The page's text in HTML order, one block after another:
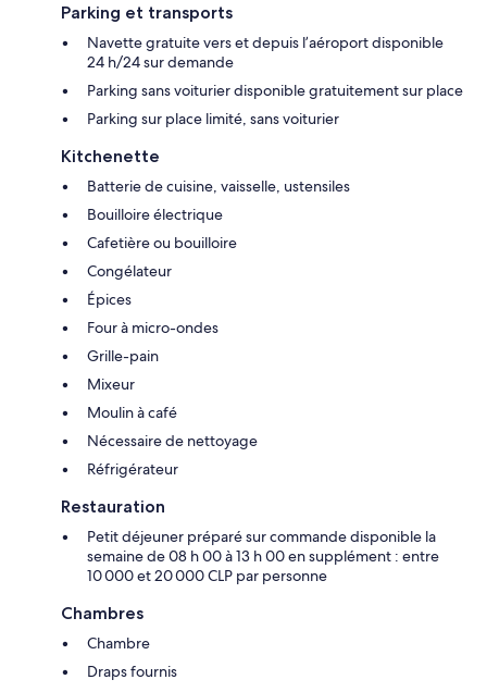
Parking et transports
Navette gratuite vers et depuis l’aéroport disponible
24 h/24 sur demande
Parking sans voiturier disponible gratuitement sur place
Parking sur place limité, sans voiturier
Kitchenette
Batterie de cuisine, vaisselle, ustensiles
Bouilloire électrique
Cafetière ou bouilloire
Congélateur
Épices
Four à micro-ondes
Grille-pain
Mixeur
Moulin à café
Nécessaire de nettoyage
Réfrigérateur
Restauration
Petit déjeuner préparé sur commande disponible la
semaine de 08 h 00 à 13 h 00 en supplément : entre
10 000 et 20 000 CLP par personne
Chambres
Chambre
Draps fournis